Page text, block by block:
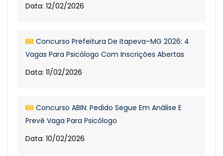
Data: 12/02/2026
Concurso Prefeitura De Itapeva–MG 2026: 4
Vagas Para Psicólogo Com Inscrições Abertas
Data: 11/02/2026
Concurso ABIN: Pedido Segue Em Análise E
Prevê Vaga Para Psicólogo
Data: 10/02/2026